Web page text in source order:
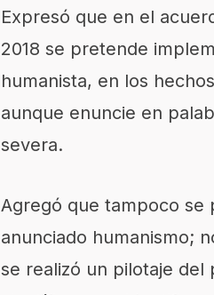
Expresó que en el
2018 se pretende
humanista, en los
aunque enuncie en
severa.
Agregó que tampoco se
anunciado humanismo;
se realizó un pilotaje del